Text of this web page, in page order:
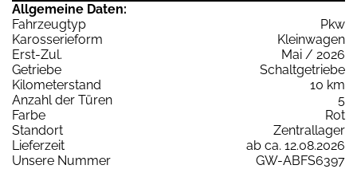
Allgemeine Daten:
Fahrzeugtyp
Pkw
Karosserieform
Kleinwagen
Erst-Zul.
Mai / 2026
Getriebe
Schaltgetriebe
Kilometerstand
10 km
Anzahl der Türen
5
Farbe
Rot
Standort
Zentrallager
Lieferzeit
ab ca. 12.08.2026
Unsere Nummer
GW-ABFS6397